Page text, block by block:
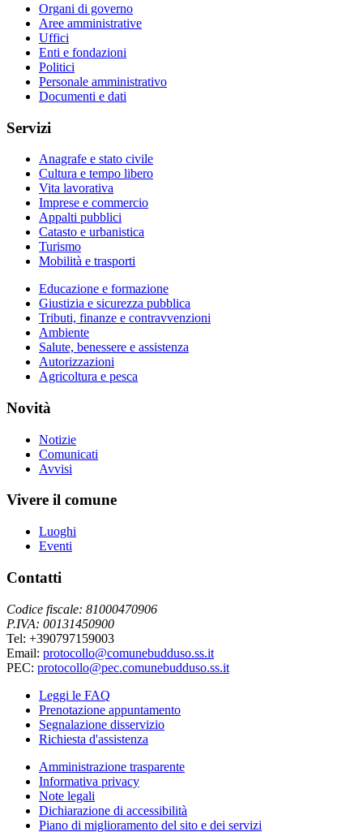
Organi di governo
Aree amministrative
Uffici
Enti e fondazioni
Politici
Personale amministrativo
Documenti e dati
Servizi
Anagrafe e stato civile
Cultura e tempo libero
Vita lavorativa
Imprese e commercio
Appalti pubblici
Catasto e urbanistica
Turismo
Mobilità e trasporti
Educazione e formazione
Giustizia e sicurezza pubblica
Tributi, finanze e contravvenzioni
Ambiente
Salute, benessere e assistenza
Autorizzazioni
Agricoltura e pesca
Novità
Notizie
Comunicati
Avvisi
Vivere il comune
Luoghi
Eventi
Contatti
Codice fiscale: 81000470906
P.IVA: 00131450900
Tel: +390797159003
Email: protocollo@comunebudduso.ss.it
PEC: protocollo@pec.comunebudduso.ss.it
Leggi le FAQ
Prenotazione appuntamento
Segnalazione disservizio
Richiesta d'assistenza
Amministrazione trasparente
Informativa privacy
Note legali
Dichiarazione di accessibilità
Piano di miglioramento del sito e dei servizi